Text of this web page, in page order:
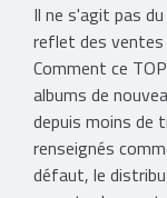
Il ne s'agit pas
reflet des ventes
Comment ce
albums de
depuis moins de
renseignés
défaut, le